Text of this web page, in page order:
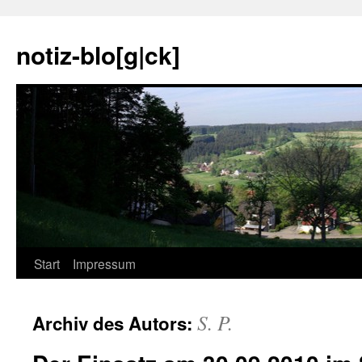
notiz-blo[g|ck]
Zum
springen
Start Impressum
Archiv des Autors: S. P.